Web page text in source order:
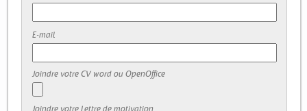
E-mail
Joindre votre CV word ou OpenOffice
Joindre votre Lettre de motivation